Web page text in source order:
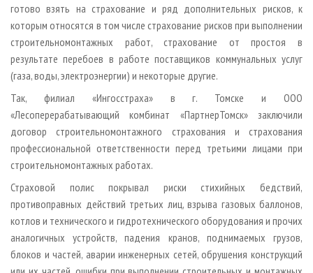
готово взять на страхование и ряд дополнительных рисков, к
которым относятся в том числе страхование рисков при выполнении
строительно­монтажных работ, страхование от простоя в
результате перебоев в работе поставщиков коммунальных услуг
(газа, воды, электроэнергии) и некоторые другие.
Так, филиал «Ингосстраха» в г. Томске и ООО
«Лесоперерабатывающий комбинат «Партнер­Томск» заключили
договор строительно­монтажного страхования и страхования
профессиональной ответственности перед третьими лицами при
строительно­монтажных работах.
Страховой полис покрывал риски стихийных бедствий,
противоправных действий третьих лиц, взрыва газовых баллонов,
котлов и технического и гидротехнического оборудования и прочих
аналогичных устройств, падения кранов, поднимаемых грузов,
блоков и частей, аварии инженерных сетей, обрушения конструкций